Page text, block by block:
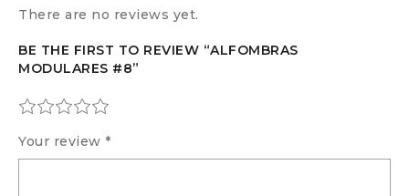
There are no reviews yet.
BE THE FIRST TO REVIEW “ALFOMBRAS
MODULARES #8”
Your review *